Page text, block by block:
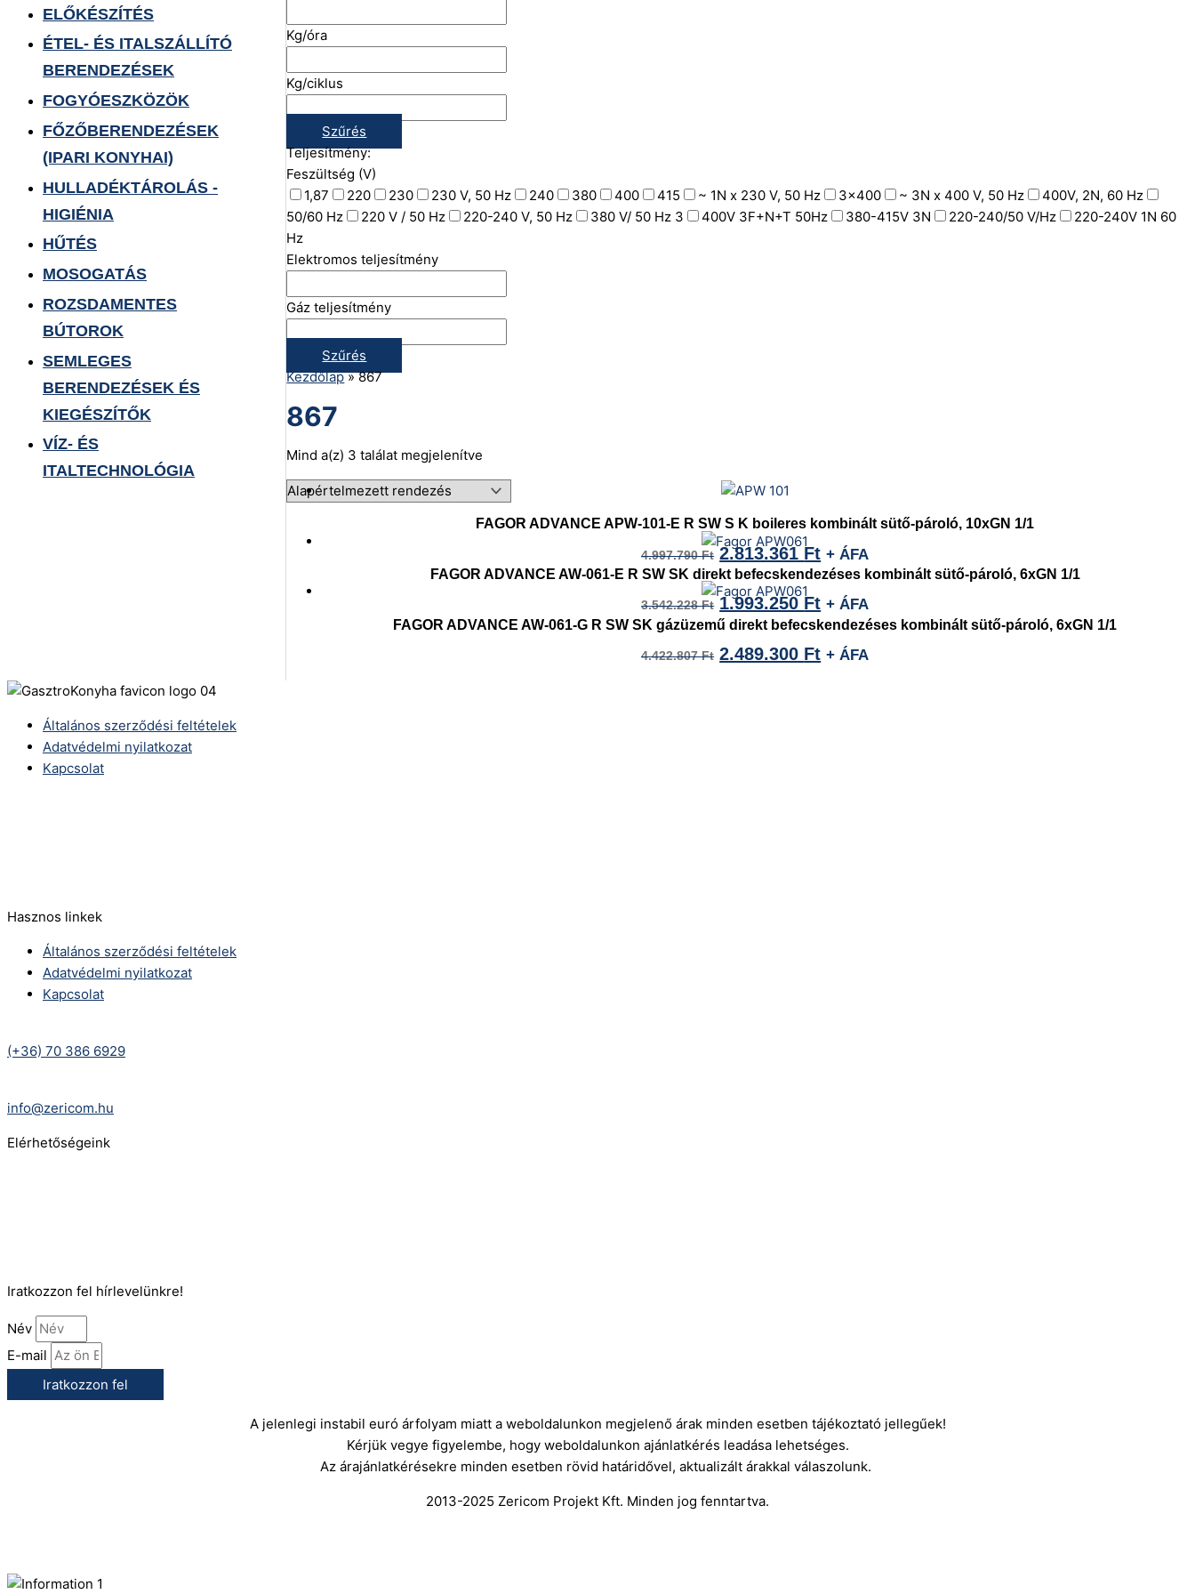
ELŐKÉSZÍTÉS
ÉTEL- ÉS ITALSZÁLLÍTÓ
BERENDEZÉSEK
FOGYÓESZKÖZÖK
FŐZŐBERENDEZÉSEK
(IPARI KONYHAI)
HULLADÉKTÁROLÁS -
HIGIÉNIA
HŰTÉS
MOSOGATÁS
ROZSDAMENTES
BÚTOROK
SEMLEGES
BERENDEZÉSEK ÉS
KIEGÉSZÍTŐK
VÍZ- ÉS
ITALTECHNOLÓGIA
Kg/óra
Kg/ciklus
Szűrés
Teljesítmény:
Feszültség (V)
1,87
220 230 230 V, 50 Hz 240 380 400 415 ~ 1N x 230 V, 50 Hz 3x400 ~ 3N x 400 V, 50 Hz
400V, 2N, 60 Hz
50/60 Hz
220 V / 50 Hz 220-240 V, 50 Hz 380 V/ 50 Hz 3 400V 3F+N+T 50Hz 380-415V 3N 220-240/50 V/Hz
220-240V 1N 60
Hz
Elektromos teljesítmény
Gáz teljesítmény
Szűrés
Kezdőlap»867
867
Mind a(z) 3 találat megjelenítve
FAGOR ADVANCE APW-101-E R SW S K boileres kombinált sütő-pároló, 10xGN 1/1
4.997.790Ft 2.813.361 Ft + ÁFA
FAGOR ADVANCE AW-061-E R SW SK direkt befecskendezéses kombinált sütő-pároló, 6xGN 1/1
3.542.228Ft 1.993.250 Ft + ÁFA
FAGOR ADVANCE AW-061-G R SW SK gázüzemű direkt befecskendezéses kombinált sütő-pároló, 6xGN 1/1
4.422.807Ft 2.489.300 Ft + ÁFA
Általános szerződési feltételek
Adatvédelmi nyilatkozat
Kapcsolat
Hasznos linkek
Általános szerződési feltételek
Adatvédelmi nyilatkozat
Kapcsolat
(+36) 70 386 6929
info@zericom.hu
Elérhetőségeink
Iratkozzon fel hírlevelünkre!
Név
E-mail
Iratkozzon fel
A jelenlegi instabil euró árfolyam miatt a weboldalunkon megjelenő árak minden esetben tájékoztató jellegűek!
Kérjük vegye figyelembe, hogy weboldalunkon ajánlatkérés leadása lehetséges.
Az árajánlatkérésekre minden esetben rövid határidővel, aktualizált árakkal válaszolunk.
2013-2025 Zericom Projekt Kft. Minden jog fenntartva.